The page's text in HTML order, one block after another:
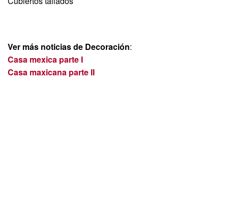
Ver más noticias de Decoración:
Casa mexica parte I
Casa maxicana parte II